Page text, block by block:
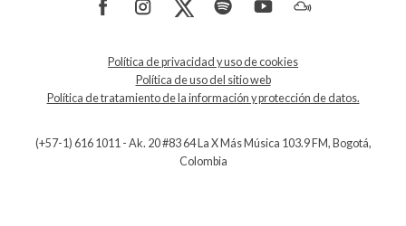
Política de privacidad y uso de cookies
Política de uso del sitio web
Política de tratamiento de la información y protección de datos.
(+57-1) 616 1011 - Ak. 20 #83 64 La X Más Música 103.9 FM, Bogotá,
Colombia